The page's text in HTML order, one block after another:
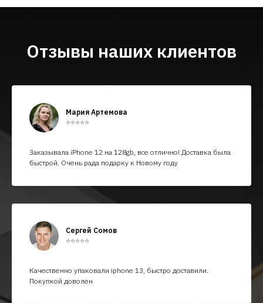
Отзывы наших клиентов
Мария Артемова
⭐⭐⭐⭐⭐
Заказывала iPhone 12 на 128gb, все отлично! Доставка была
быстрой. Очень рада подарку к Новому году
Сергей Сомов
⭐⭐⭐⭐⭐
Качественно упаковали iphone 13, быстро доставили.
Покупкой доволен